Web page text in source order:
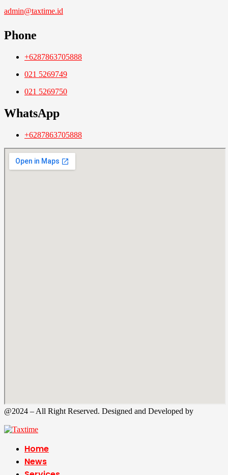
admin@taxtime.id
Phone
+6287863705888
021 5269749
021 5269750
WhatsApp
+6287863705888
@2024 – All Right Reserved. Designed and Developed by
Home
News